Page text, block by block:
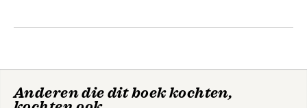
3. Reconstruct market boundaries
4. Focus on the big picture, not the numbers
Anderen die dit boek kochten,